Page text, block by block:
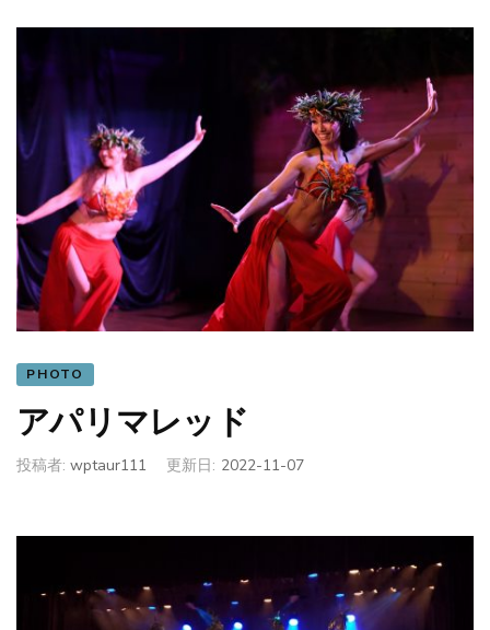
PHOTO
アパリマレッド
投稿者: wptaur111 更新日: 2022-11-07